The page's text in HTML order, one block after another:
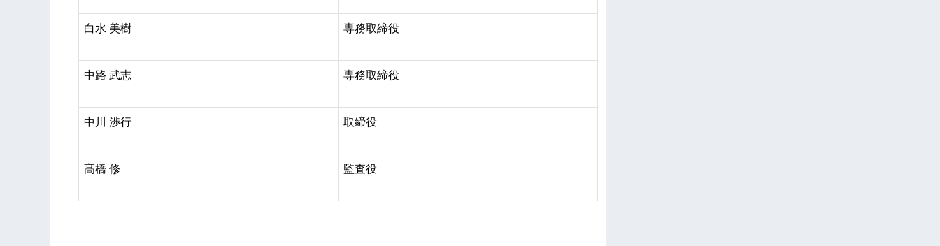
白水 美樹 専務取締役
中路 武志 専務取締役
中川 渉行 取締役
髙橋 修 監査役